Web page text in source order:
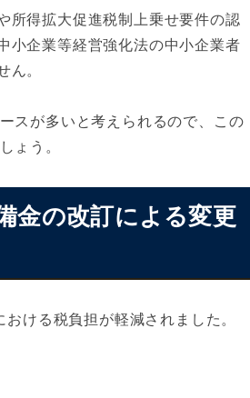
所得拡大促進税制上乗せ要件の認
小企業等経営強化法の中小企業者
ん。
スが多いと考えられるので、この
ょう。
金の改訂による変更
ける税負担が軽減されました。